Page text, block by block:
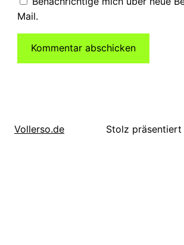
Mail.
Vollerso.de Stolz präsentiert